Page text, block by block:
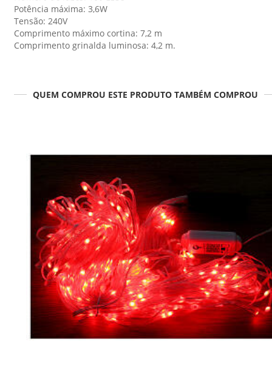
Potência máxima: 3,6W
Tensão: 240V
Comprimento máximo cortina: 7,2 m
Comprimento grinalda luminosa: 4,2 m.
QUEM COMPROU ESTE PRODUTO TAMBÉM COMPROU